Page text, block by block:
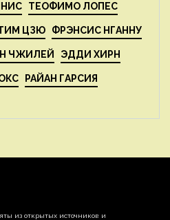
ТЕОФИМО ЛОПЕС
ЦЗЮ ФРЭНСИС НГАННУ
ЧЖИЛЕЙ ЭДДИ ХИРН
РАЙАН ГАРСИЯ
из открытых источников и